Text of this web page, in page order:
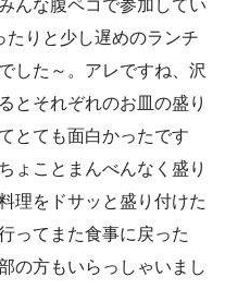
んな腹ペコで参加してい
たりと少し遅めのランチ
した～。アレですね、沢
とそれぞれのお皿の盛り
とても面白かったです
ょことまんべんなく盛り
理をドサッと盛り付けた
ってまた食事に戻った
の方もいらっしゃいまし